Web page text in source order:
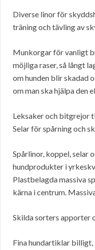
Diverse linor för
träning och tävling av
Munkorgar för vanligt
möjliga raser, så långt
om hunden blir skadad
om man ska hjälpa den
Leksaker och bitgrejor
Selar för spårning och
Spårlinor, koppel, selar
hundprodukter i
Plastbelagda massiva
kärna i centrum.
Skilda sorters apporter
Fina hundartiklar billigt,